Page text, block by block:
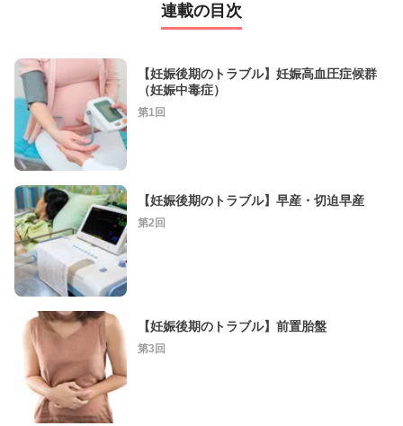
連載の目次
【妊娠後期のトラブル】妊娠高血圧症候群
（妊娠中毒症）
第1回
【妊娠後期のトラブル】早産・切迫早産
第2回
【妊娠後期のトラブル】前置胎盤
第3回